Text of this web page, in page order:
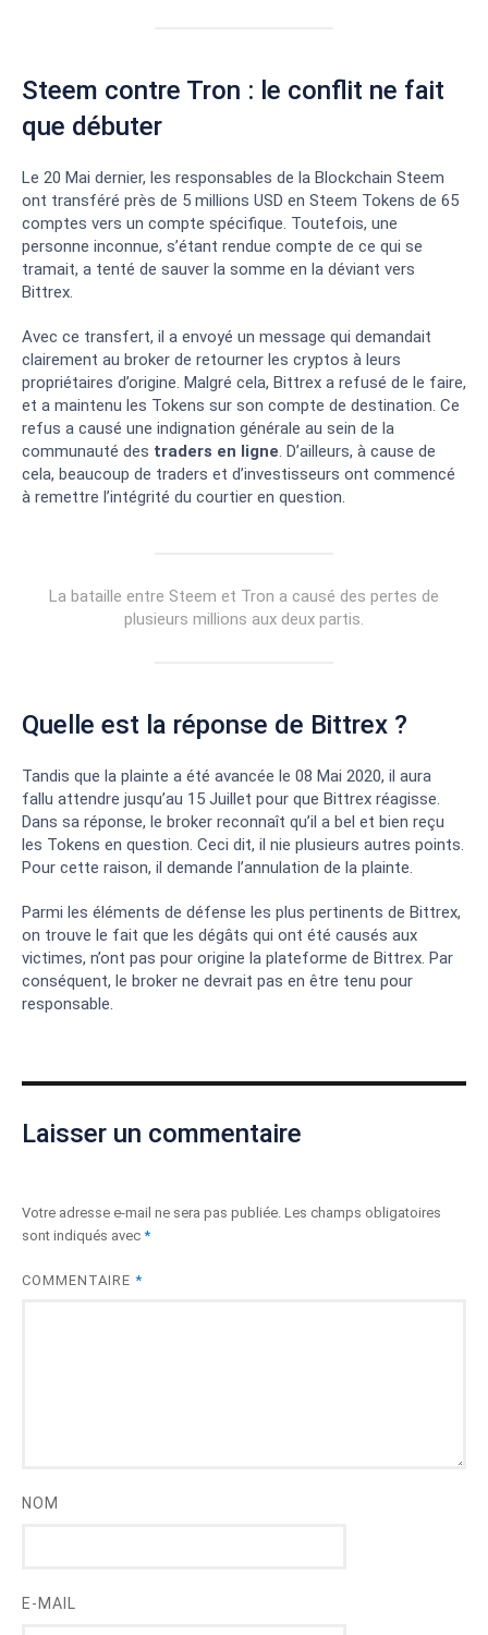
Steem contre Tron : le conflit ne fait
que débuter
Le 20 Mai dernier, les responsables de la Blockchain Steem
ont transféré près de 5 millions USD en Steem Tokens de 65
comptes vers un compte spécifique. Toutefois, une
personne inconnue, s’étant rendue compte de ce qui se
tramait, a tenté de sauver la somme en la déviant vers
Bittrex.
Avec ce transfert, il a envoyé un message qui demandait
clairement au broker de retourner les cryptos à leurs
propriétaires d’origine. Malgré cela, Bittrex a refusé de le faire,
et a maintenu les Tokens sur son compte de destination. Ce
refus a causé une indignation générale au sein de la
communauté des traders en ligne. D’ailleurs, à cause de
cela, beaucoup de traders et d’investisseurs ont commencé
à remettre l’intégrité du courtier en question.
La bataille entre Steem et Tron a causé des pertes de
plusieurs millions aux deux partis.
Quelle est la réponse de Bittrex ?
Tandis que la plainte a été avancée le 08 Mai 2020, il aura
fallu attendre jusqu’au 15 Juillet pour que Bittrex réagisse.
Dans sa réponse, le broker reconnaît qu’il a bel et bien reçu
les Tokens en question. Ceci dit, il nie plusieurs autres points.
Pour cette raison, il demande l’annulation de la plainte.
Parmi les éléments de défense les plus pertinents de Bittrex,
on trouve le fait que les dégâts qui ont été causés aux
victimes, n’ont pas pour origine la plateforme de Bittrex. Par
conséquent, le broker ne devrait pas en être tenu pour
responsable.
Laisser un commentaire
Votre adresse e-mail ne sera pas publiée. Les champs obligatoires
sont indiqués avec *
COMMENTAIRE *
NOM
E-MAIL